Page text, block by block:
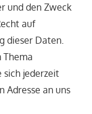
und den Zweck
auf
dieser Daten.
Thema
sich jederzeit
Adresse an uns